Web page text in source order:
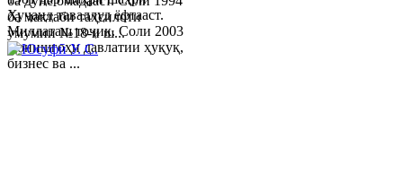
Хуҷанд таваллуд ёфтааст.
Миллаташ тоҷик. Соли 2003
Донишгоҳи давлатии ҳуқуқ,
бизнес ва ...
ба мактаби таҳсилоти
умумии №18-и ш...